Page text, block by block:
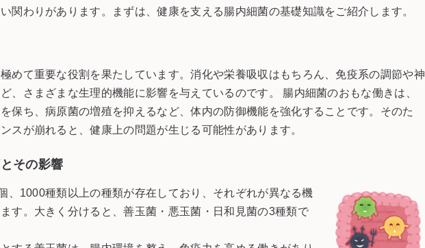
関わりがあります。まずは、健康を支える腸内細菌の基礎知識をご紹介します。
めて重要な役割を果たしています。消化や栄養吸収はもちろん、免疫系の調節や神
、さまざまな生理的機能に影響を与えているのです。 腸内細菌のおもな働きは、
保ち、病原菌の増殖を抑えるなど、体内の防御機能を強化することです。そのた
スが崩れると、健康上の問題が生じる可能性があります。
その影響
、1000種類以上の種類が存在しており、それぞれが異なる機
す。大きく分けると、善玉菌・悪玉菌・日和見菌の3種類で